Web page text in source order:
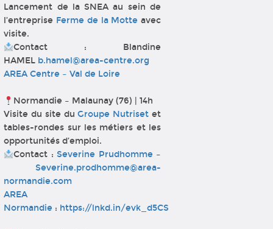
Lancement de la SNEA au sein de
l’entreprise Ferme de la Motte avec
visite.
Contact : Blandine
HAMEL b.hamel@area-centre.org
AREA Centre – Val de Loire
Normandie – Malaunay (76) | 14h
Visite du site duGroupe Nutriset et
tables-rondes sur les métiers et les
opportunités d’emploi.
Contact : Severine Prudhomme –
Severine.prodhomme@area-
normandie.com
AREA
Normandie : https://lnkd.in/evk_d5CS